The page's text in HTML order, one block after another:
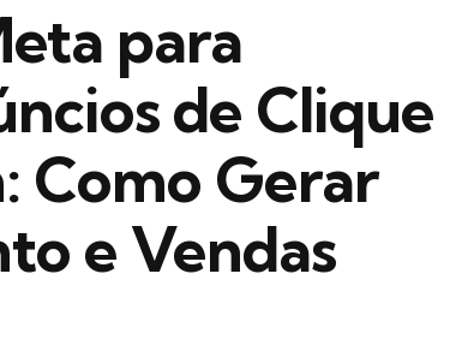
para
de Clique
Como Gerar
e Vendas